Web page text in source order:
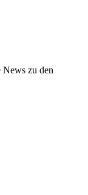
News zu den